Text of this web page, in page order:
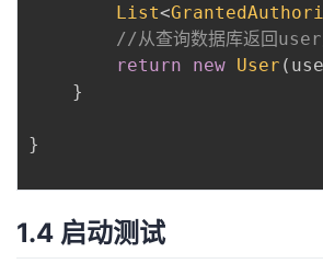
List<
//从查询数据库返回user
return
new User (
}
}
1.4 启动测试